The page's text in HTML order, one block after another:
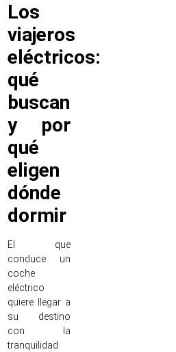
Los
viajeros
eléctricos:
qué
buscan
y por
qué
eligen
dónde
dormir
El que
conduce un
coche
eléctrico
quiere llegar a
su destino
con la
tranquilidad